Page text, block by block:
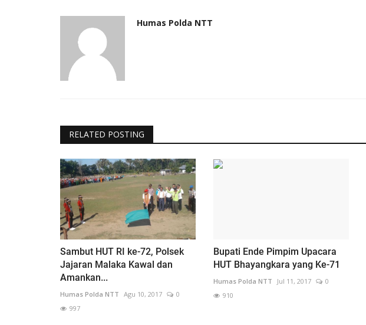
Humas Polda NTT
RELATED POSTING
Sambut HUT RI ke-72, Polsek
Jajaran Malaka Kawal dan
Amankan...
Humas Polda NTT Agu 10, 2017
0
997
Bupati Ende Pimpim Upacara
HUT Bhayangkara yang Ke-71
Humas Polda NTT Jul 11, 2017
0
910